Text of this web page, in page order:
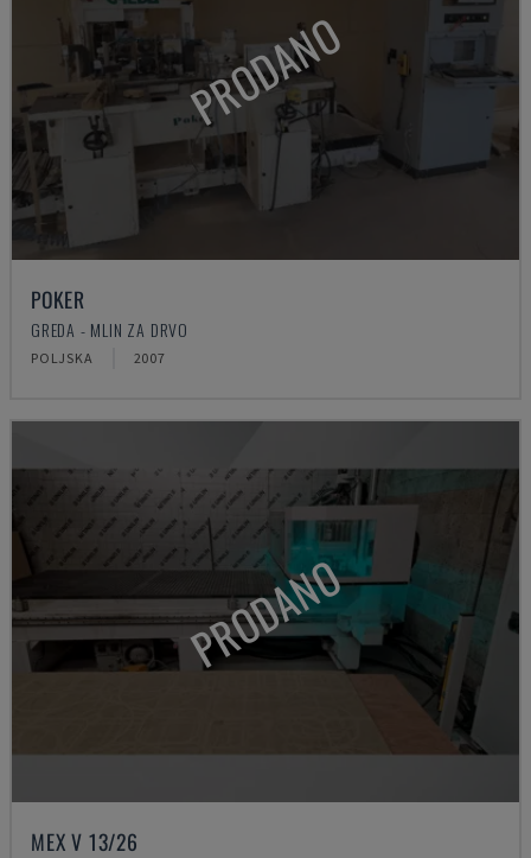
PRODANO
POKER
GREDA - MLIN ZA DRVO
POLJSKA 2007
PRODANO
MEX V 13/26